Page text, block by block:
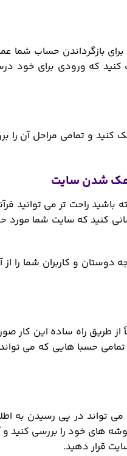
بازگرداندن حساب شما
کنید که ورودی برای خود
و تمامی مراحل آن را
راحت تر می توانید
کنید که سایت شما مورد
و کاربران شما را
طریق راه ساده این کار
تمامی حسبا هایی که می
تواند در پی رسیدن به
های خود را بررسی
قرار دهید.